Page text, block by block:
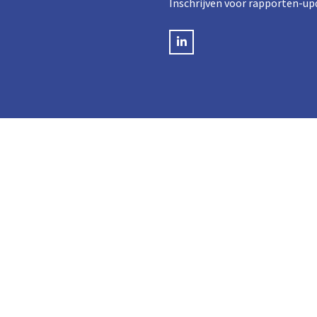
Inschrijven voor rapporten-
LinkedIN